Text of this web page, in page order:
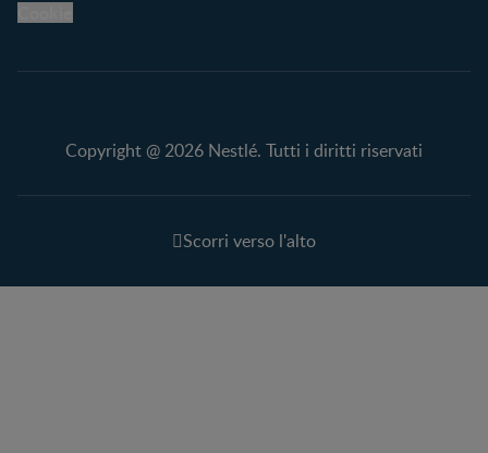
Copyright @ 2026 Nestlé. Tutti i diritti riservati
Scorri verso l'alto